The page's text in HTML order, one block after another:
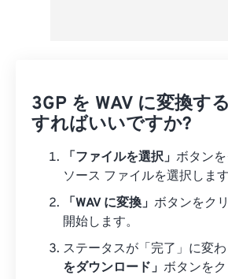
3GP を WAV に変換す
すればいいですか?
「ファイルを選択」 ボタンを
ソース ファイルを選択します
「WAV に変換」 ボタンをク
開始します。
ステータスが「完了」に変わ
をダウンロード」 ボタンをク